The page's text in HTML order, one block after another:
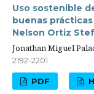
Uso sostenible
buenas
Nelson Ortiz
Jonathan Miguel
2192-2201
PDF